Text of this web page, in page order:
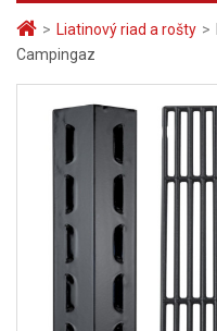
> Liatinový riad a rošty >
Campingaz